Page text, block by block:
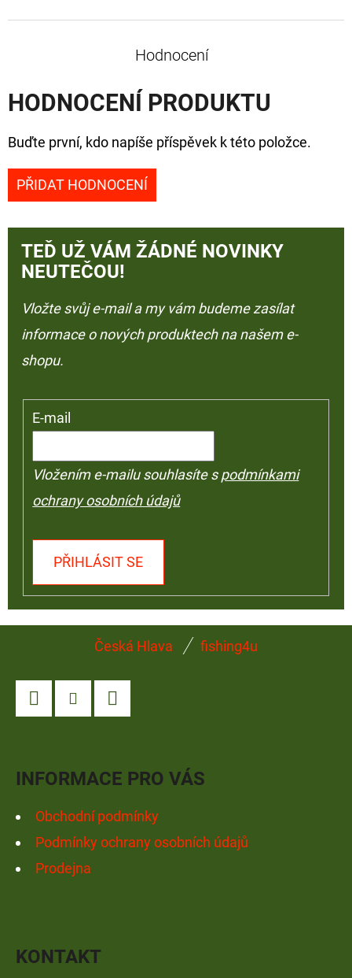
Hodnocení
HODNOCENÍ PRODUKTU
Buďte první, kdo napíše příspěvek k této položce.
PŘIDAT HODNOCENÍ
TEĎ UŽ VÁM ŽÁDNÉ NOVINKY
NEUTEČOU!
Vložte svůj e-mail a my vám budeme zasílat
informace o nových produktech na našem e-
shopu.
E-mail
Vložením e-mailu souhlasíte spodmínkami
ochrany osobních údajů
PŘIHLÁSIT SE
Česká Hlava fishing4u
INFORMACE PRO VÁS
Obchodní podmínky
Podmínky ochrany osobních údajů
Prodejna
KONTAKT